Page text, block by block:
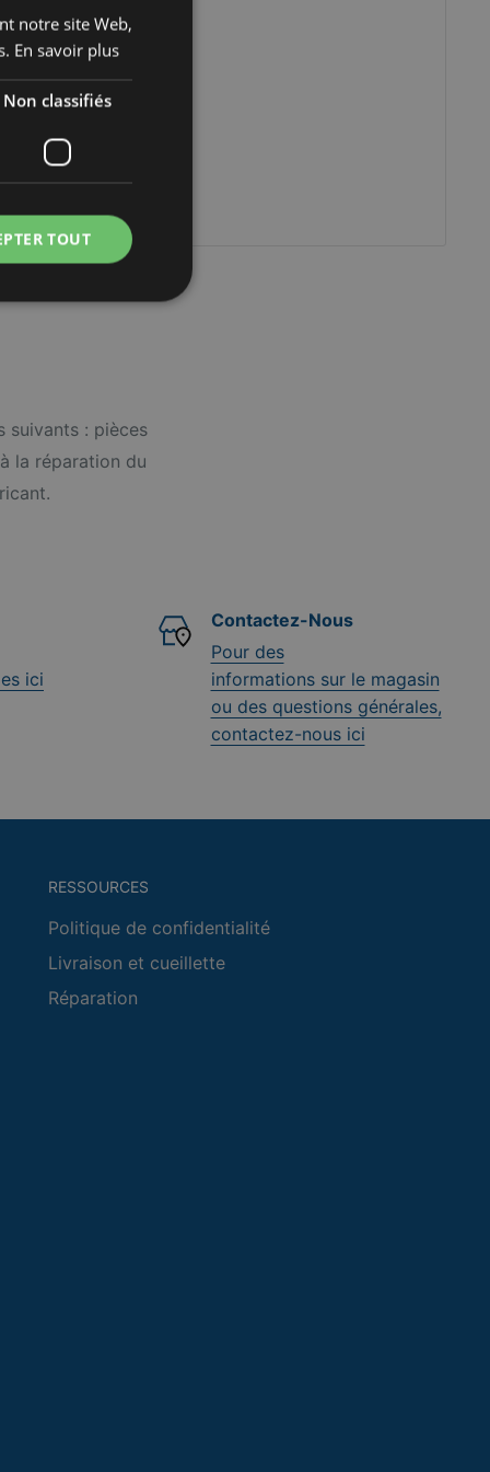
suivants : pièces
la réparation du
ici
Contactez-Nous
Pour des
informations sur le magasin
ou des questions générales,
contactez-nous ici
RESSOURCES
Politique de confidentialité
Livraison et cueillette
Réparation
FRENCH
ENGLISH
notre site Web,
En savoir plus
Non classifiés
TOUT